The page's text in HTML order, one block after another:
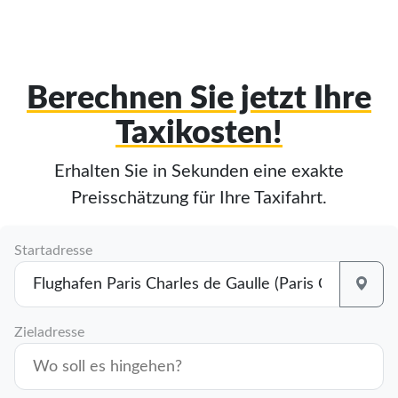
Berechnen Sie jetzt Ihre
Taxikosten!
Erhalten Sie in Sekunden eine exakte
Preisschätzung für Ihre Taxifahrt.
Startadresse
Zieladresse